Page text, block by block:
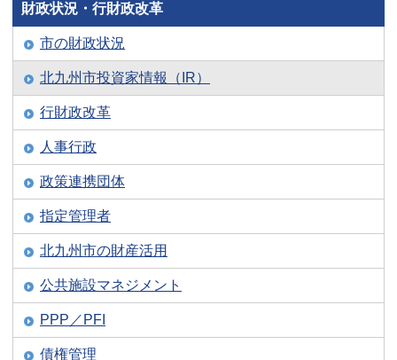
財政状況・行財政改革
市の財政状況
北九州市投資家情報（IR）
行財政改革
人事行政
政策連携団体
指定管理者
北九州市の財産活用
公共施設マネジメント
PPP／PFI
債権管理